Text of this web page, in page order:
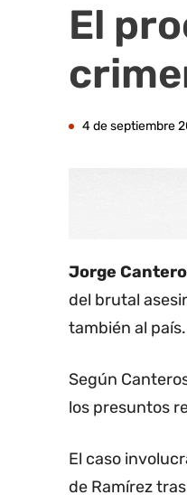
El
4 de septiembre
Jorge
del brutal
también al país.
Según
los presuntos
El caso
de Ramírez